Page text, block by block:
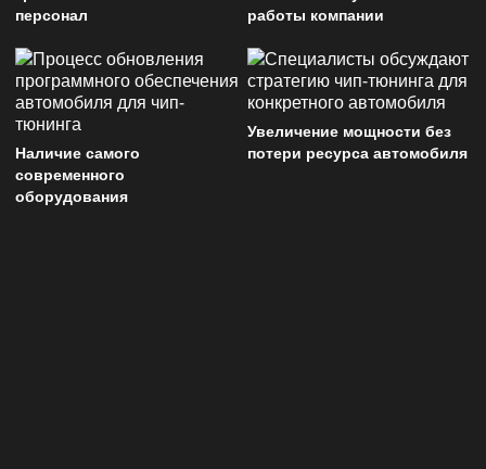
персонал
работы компании
Наличие самого
современного
оборудования
Увеличение мощности без
потери ресурса автомобиля